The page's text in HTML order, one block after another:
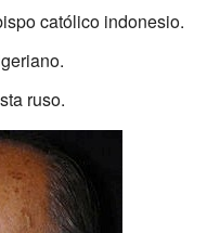
católico indonesio.
ruso.